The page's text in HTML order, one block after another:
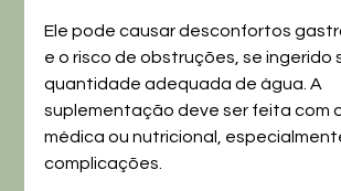
Ele pode causar desconfortos
e o risco de obstruções, se ingerido
quantidade adequada de água. A
suplementação deve ser feita com
médica ou nutricional,
complicações.